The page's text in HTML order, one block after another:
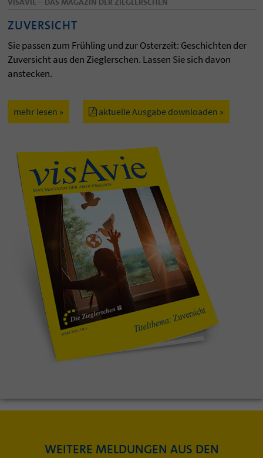
ZUVERSICHT
Sie passen zum Frühling und zur Osterzeit: Geschichten der
Zuversicht aus den Zieglerschen. Lassen Sie sich davon
anstecken.
mehr lesen » aktuelle Ausgabe downloaden »
WEITERE MELDUNGEN AUS DEN